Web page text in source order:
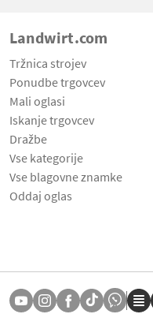
Landwirt.com
Tržnica strojev
Ponudbe trgovcev
Mali oglasi
Iskanje trgovcev
Dražbe
Vse kategorije
Vse blagovne znamke
Oddaj oglas